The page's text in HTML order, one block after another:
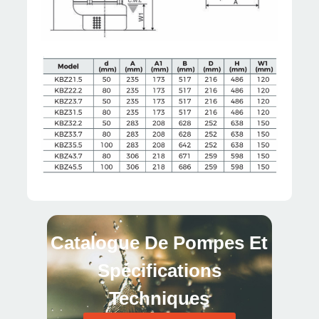
Catalogue De Pompes Et
Spécifications
Techniques